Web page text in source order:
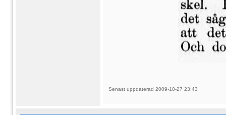
Senast uppdaterad 2009-10-27 23:43